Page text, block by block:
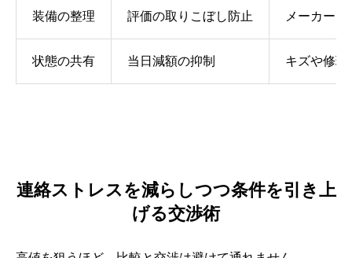
装備の整理 評価の取りこぼし防止 メーカー
状態の共有 当日減額の抑制 キズや修
連絡ストレスを減らしつつ条件を引き上
げる交渉術